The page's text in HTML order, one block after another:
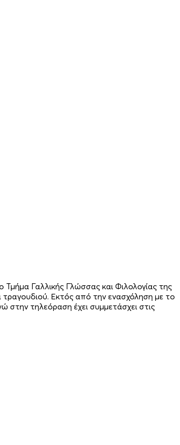
Γαλλικής Γλώσσας και Φιλολογίας της
Εκτός από την ενασχόληση με το
στην τηλεόραση έχει συμμετάσχει στις